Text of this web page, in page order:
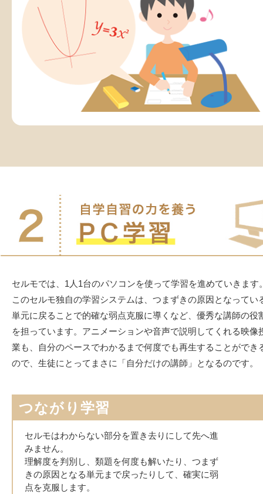
セルモでは、1人1台のパソコンを使って学習を進めていきます
このセルモ独自の学習システムは、つまずきの原因となってい
単元に戻ることで的確な弱点克服に導くなど、優秀な講師の役
を担っています。アニメーションや音声で説明してくれる映像
業も、自分のペースでわかるまで何度でも再生することができ
ので、生徒にとってまさに「自分だけの講師」となるのです。
つながり学習
セルモはわからない部分を置き去りにして先へ進
みません。
理解度を判別し、類題を何度も解いたり、つまず
きの原因となる単元まで戻ったりして、確実に弱
点を克服します。